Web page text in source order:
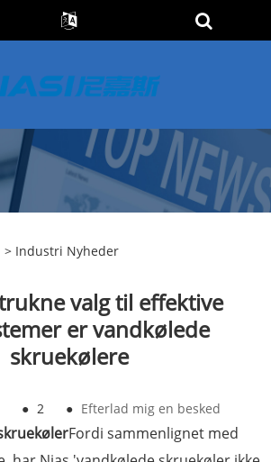
> Industri Nyheder
valg til effektive
er vandkølede
skruekølere
● 2 ● Efterlad mig en besked
Fordi sammenlignet med